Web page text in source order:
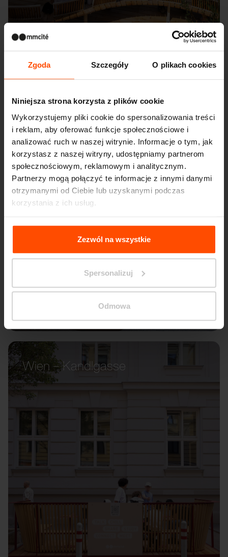
Zgoda Szczegóły O plikach cookies
Niniejsza strona korzysta z plików cookie
Wykorzystujemy pliki cookie do spersonalizowania treści
i reklam, aby oferować funkcje społecznościowe i
analizować ruch w naszej witrynie. Informacje o tym, jak
korzystasz z naszej witryny, udostępniamy partnerom
społecznościowym, reklamowym i analitycznym.
Partnerzy mogą połączyć te informacje z innymi danymi
otrzymanymi od Ciebie lub uzyskanymi podczas
korzystania z ich usług.
Więcej informacji można znaleźć na stroniePrinciples
Relating to the Processing Personal Data
Zezwól na wszystkie
Spersonalizuj
Odmowa
Seattle – Popup park
Wien – Kandlgasse